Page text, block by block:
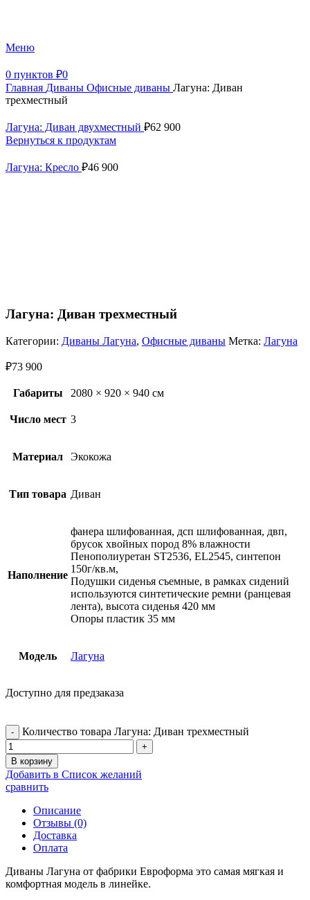
Меню
0 пунктов ₽0
Главная Диваны Офисные диваны Лагуна: Диван
трехместный
Лагуна: Диван двухместный ₽62 900
Вернуться к продуктам
Лагуна: Кресло ₽46 900
Лагуна: Диван трехместный
Категории: Диваны Лагуна, Офисные диваны Метка: Лагуна
₽73 900
Габариты 2080 × 920 × 940 см
Число мест 3
Материал Экокожа
Тип товара Диван
Наполнение
фанера шлифованная, дсп шлифованная, двп,
брусок хвойных пород 8% влажности
Пенополиуретан ST2536, EL2545, синтепон
150г/кв.м,
Подушки сиденья съемные, в рамках сидений
используются синтетические ремни (ранцевая
лента), высота сиденья 420 мм
Опоры пластик 35 мм
Модель Лагуна
Доступно для предзаказа
Количество товара Лагуна: Диван трехместный
В корзину
Добавить в Список желаний
сравнить
Описание
Отзывы (0)
Доставка
Оплата
Диваны Лагуна от фабрики Евроформа это самая мягкая и
комфортная модель в линейке.